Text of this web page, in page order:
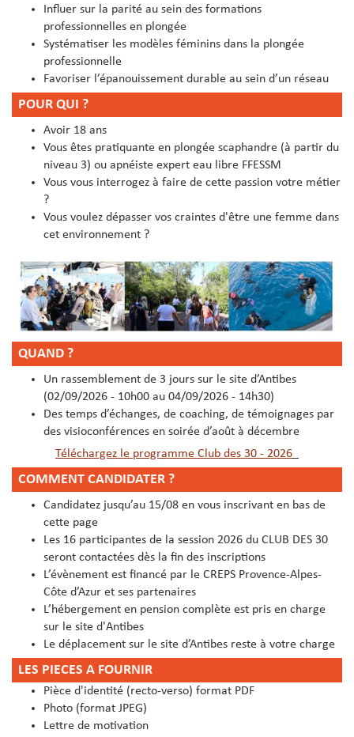
Influer sur la parité au sein des formations
professionnelles en plongée
Systématiser les modèles féminins dans la plongée
professionnelle
Favoriser l’épanouissement durable au sein d’un réseau
POUR QUI ?
Avoir 18 ans
Vous êtes pratiquante en plongée scaphandre (à partir du
niveau 3) ou apnéiste expert eau libre FFESSM
Vous vous interrogez à faire de cette passion votre métier
?
Vous voulez dépasser vos craintes d'être une femme dans
cet environnement ?
QUAND ?
Un rassemblement de 3 jours sur le site d’Antibes
(02/09/2026 - 10h00 au 04/09/2026 - 14h30)
Des temps d’échanges, de coaching, de témoignages par
des visioconférences en soirée d’août à décembre
Téléchargez le programme Club des 30 - 2026
COMMENT CANDIDATER ?
Candidatez jusqu’au 15/08 en vous inscrivant en bas de
cette page
Les 16 participantes de la session 2026 du CLUB DES 30
seront contactées dès la fin des inscriptions
L’évènement est financé par le CREPS Provence-Alpes-
Côte d’Azur et ses partenaires
L’hébergement en pension complète est pris en charge
sur le site d'Antibes
Le déplacement sur le site d’Antibes reste à votre charge
LES PIECES A FOURNIR
Pièce d'identité (recto-verso) format PDF
Photo (format JPEG)
Lettre de motivation